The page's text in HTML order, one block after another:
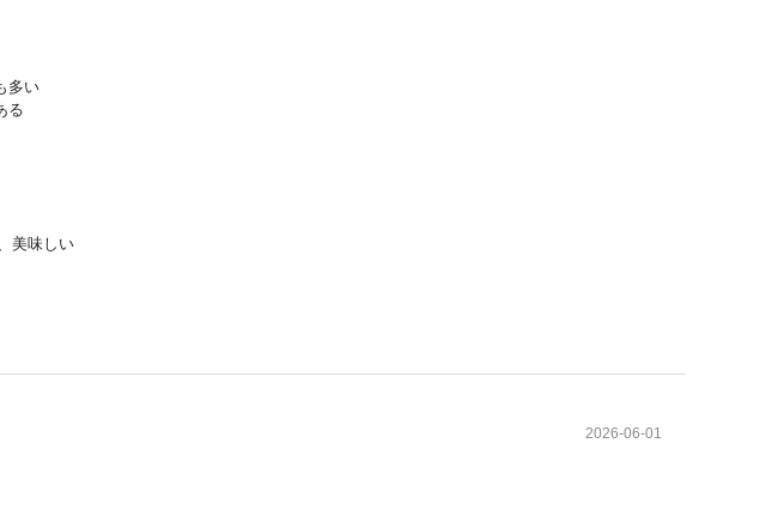
多い
る
美味しい
2026-06-01